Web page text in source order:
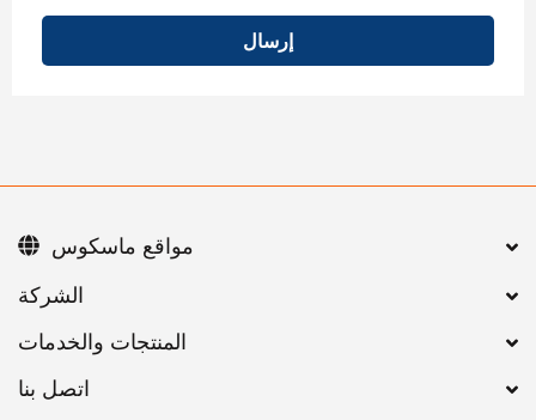
إرسال
اتصل بنا
مواقع ماسكوس